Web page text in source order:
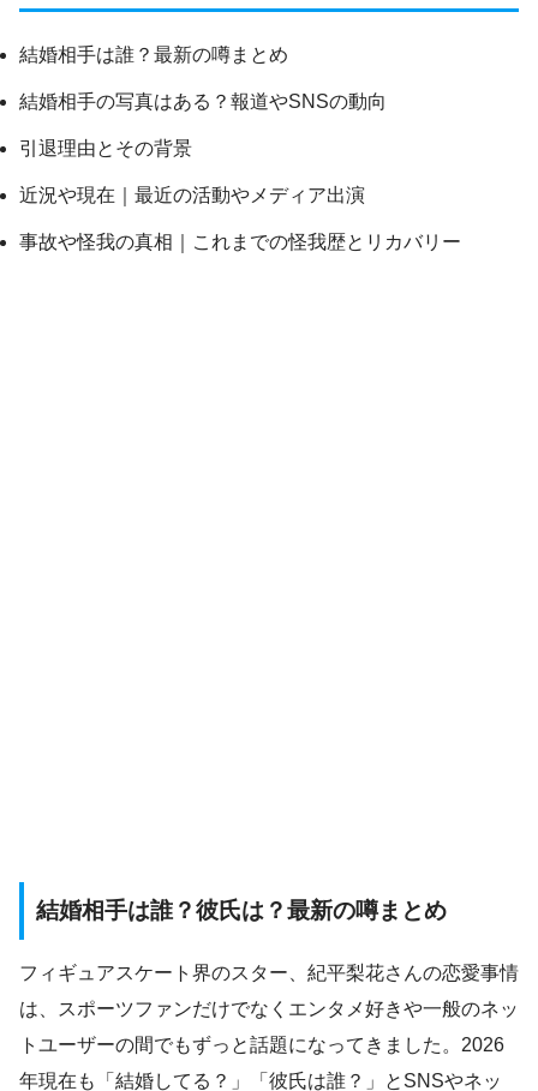
結婚相手は誰？最新の噂まとめ
結婚相手の写真はある？報道やSNSの動向
引退理由とその背景
近況や現在｜最近の活動やメディア出演
事故や怪我の真相｜これまでの怪我歴とリカバリー
結婚相手は誰？彼氏は？最新の噂まとめ
フィギュアスケート界のスター、紀平梨花さんの恋愛事情
は、スポーツファンだけでなくエンタメ好きや一般のネッ
トユーザーの間でもずっと話題になってきました。2026
年現在も「結婚してる？」「彼氏は誰？」とSNSやネッ